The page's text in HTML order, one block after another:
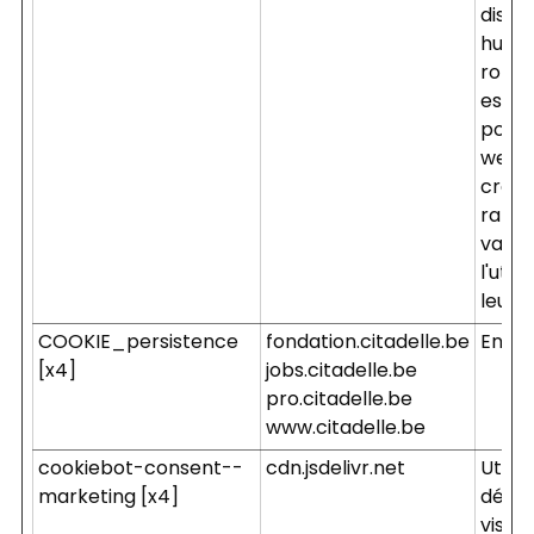
est
pour
web
leur
COOKIE_persistence
[x4]
fondation.citadelle.be
jobs.citadelle.be
pro.citadelle.be
www.citadelle.be
En
cookiebot-consent--
marketing [x4]
cdn.jsdelivr.net